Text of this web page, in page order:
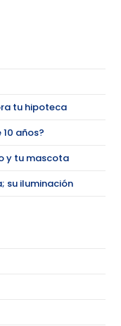
tu hipoteca
años?
y tu mascota
su iluminación